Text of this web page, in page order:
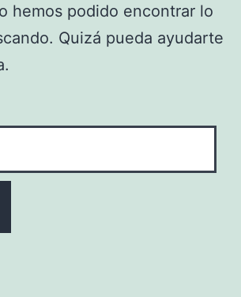
hemos podido encontrar lo
Quizá pueda ayudarte